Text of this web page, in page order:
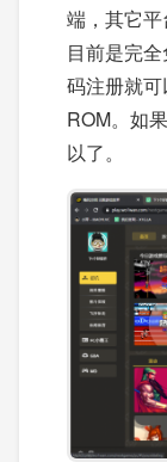
端，其它平
目前是完
码注册就
ROM。如
以了。